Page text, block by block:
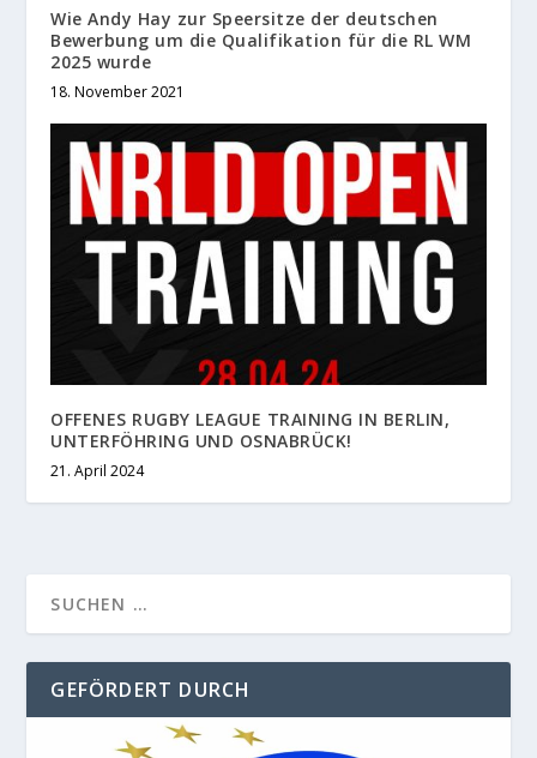
Wie Andy Hay zur Speersitze der deutschen
Bewerbung um die Qualifikation für die RL WM
2025 wurde
18. November 2021
OFFENES RUGBY LEAGUE TRAINING IN BERLIN,
UNTERFÖHRING UND OSNABRÜCK!
21. April 2024
GEFÖRDERT DURCH